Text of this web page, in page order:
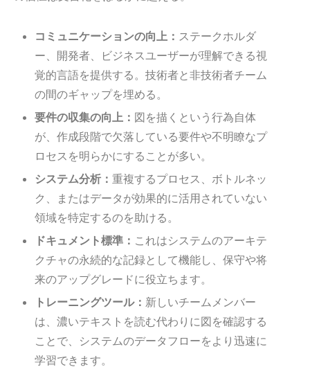
コミュニケーションの向上： ステークホルダ
ー、開発者、ビジネスユーザーが理解できる視
覚的言語を提供する。技術者と非技術者チーム
の間のギャップを埋める。
要件の収集の向上： 図を描くという行為自体
が、作成段階で欠落している要件や不明瞭なプ
ロセスを明らかにすることが多い。
システム分析： 重複するプロセス、ボトルネッ
ク、またはデータが効果的に活用されていない
領域を特定するのを助ける。
ドキュメント標準： これはシステムのアーキテ
クチャの永続的な記録として機能し、保守や将
来のアップグレードに役立ちます。
トレーニングツール： 新しいチームメンバー
は、濃いテキストを読む代わりに図を確認する
ことで、システムのデータフローをより迅速に
学習できます。